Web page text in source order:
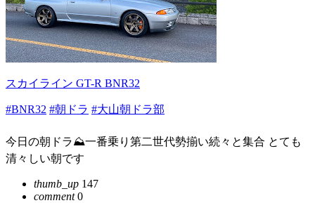
スカイライン GT-R BNR32
#BNR32 #朝ドラ #大山朝ドラ部
今日の朝ドラ⛰️一番乗り第二世代勢揃い続々と集合 とても
清々しい朝です
thumb_up 147
comment0